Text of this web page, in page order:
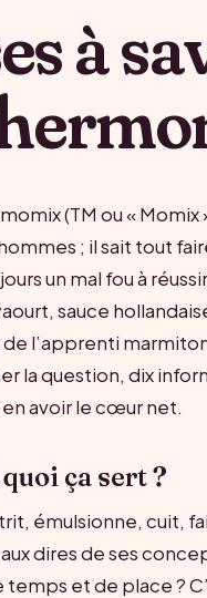
à
(TM ou « Momix
; il sait tout
un mal fou à
sauce
l’apprenti
la question, dix
avoir le cœur net.
ça sert ?
émulsionne, cuit,
dires de ses
et de place ?